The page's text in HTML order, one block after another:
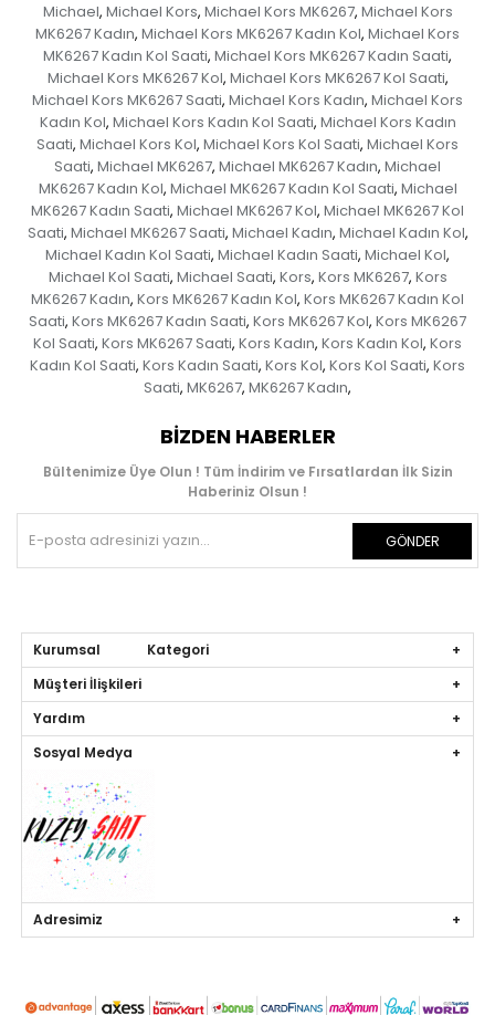
Michael, Michael Kors, Michael Kors MK6267, Michael Kors
MK6267 Kadın, Michael Kors MK6267 Kadın Kol, Michael Kors
MK6267 Kadın Kol Saati, Michael Kors MK6267 Kadın Saati,
Michael Kors MK6267 Kol, Michael Kors MK6267 Kol Saati,
Michael Kors MK6267 Saati, Michael Kors Kadın, Michael Kors
Kadın Kol, Michael Kors Kadın Kol Saati, Michael Kors Kadın
Saati, Michael Kors Kol, Michael Kors Kol Saati, Michael Kors
Saati, Michael MK6267, Michael MK6267 Kadın, Michael
MK6267 Kadın Kol, Michael MK6267 Kadın Kol Saati, Michael
MK6267 Kadın Saati, Michael MK6267 Kol, Michael MK6267 Kol
Saati, Michael MK6267 Saati, Michael Kadın, Michael Kadın Kol,
Michael Kadın Kol Saati, Michael Kadın Saati, Michael Kol,
Michael Kol Saati, Michael Saati, Kors, Kors MK6267, Kors
MK6267 Kadın, Kors MK6267 Kadın Kol, Kors MK6267 Kadın Kol
Saati, Kors MK6267 Kadın Saati, Kors MK6267 Kol, Kors MK6267
Kol Saati, Kors MK6267 Saati, Kors Kadın, Kors Kadın Kol, Kors
Kadın Kol Saati, Kors Kadın Saati, Kors Kol, Kors Kol Saati, Kors
Saati, MK6267, MK6267 Kadın,
BIZDEN HABERLER
Bültenimize Üye Olun ! Tüm İndirim ve Fırsatlardan İlk Sizin
Haberiniz Olsun !
GÖNDER
Kurumsal Kategori
Müşteri İlişkileri
Yardım
Sosyal Medya
Adresimiz